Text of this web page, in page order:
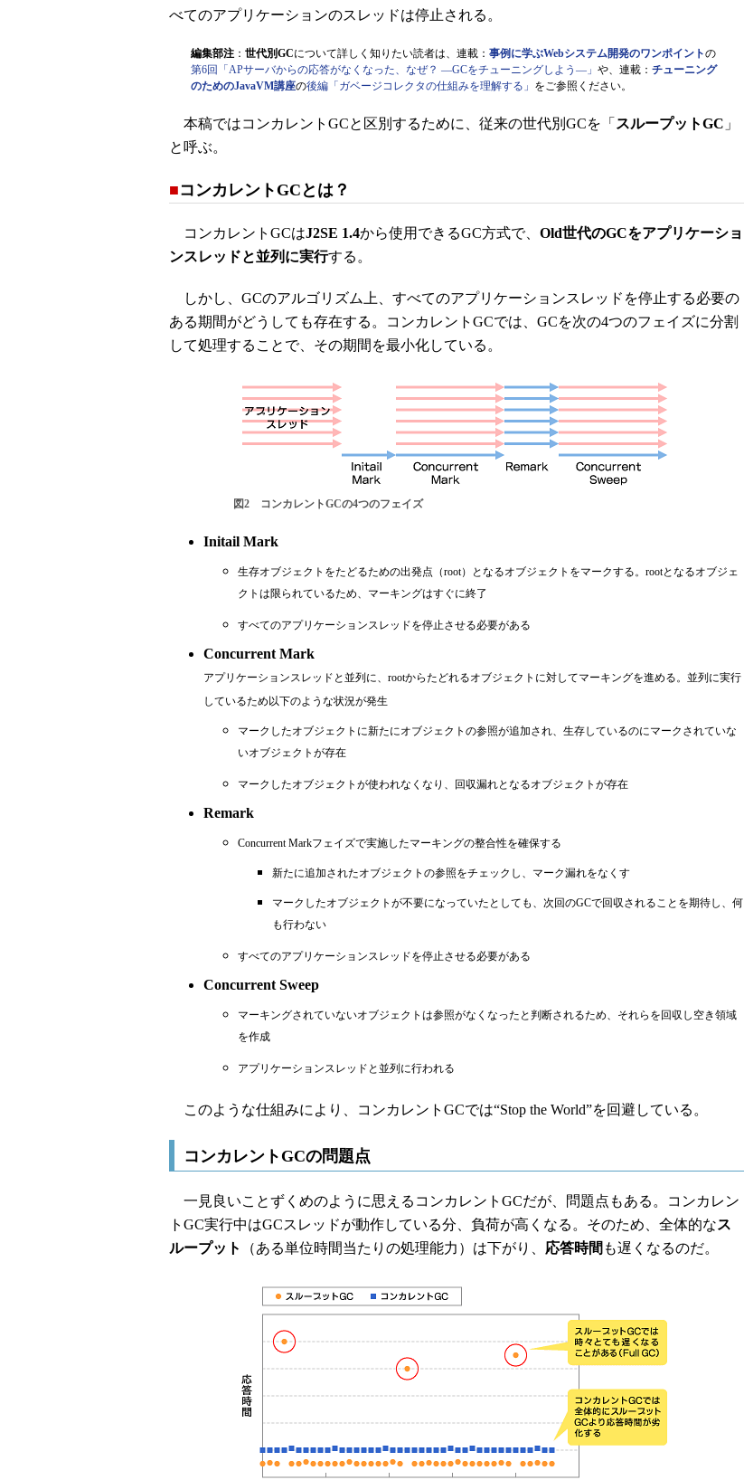
べてのアプリケーションのスレッドは停止される。
編集部注： 世代別GCについて詳しく知りたい読者は、連載： 事例に学ぶWebシステム開発のワンポイントの
第6回「APサーバからの応答がなくなった、なぜ？ ―GCをチューニングしよう―」 や、連載： チューニング
のためのJavaVM講座の後編「ガベージコレクタの仕組みを理解する」 をご参照ください。
本稿ではコンカレントGCと区別するために、従来の世代別GCを「 スループットGC 」
と呼ぶ。
■コンカレントGCとは？
コンカレントGCはJ2SE 1.4から使用できるGC方式で、 Old世代のGCをアプリケーショ
ンスレッドと並列に実行する。
しかし、GCのアルゴリズム上、すべてのアプリケーションスレッドを停止する必要の
ある期間がどうしても存在する。コンカレントGCでは、GCを次の4つのフェイズに分割
して処理することで、その期間を最小化している。
図2 コンカレントGCの4つのフェイズ
Initail Mark
生存オブジェクトをたどるための出発点（root）となるオブジェクトをマークする。rootとなるオブジェ
クトは限られているため、マーキングはすぐに終了
すべてのアプリケーションスレッドを停止させる必要がある
Concurrent Mark
アプリケーションスレッドと並列に、rootからたどれるオブジェクトに対してマーキングを進める。並列に実行
しているため以下のような状況が発生
マークしたオブジェクトに新たにオブジェクトの参照が追加され、生存しているのにマークされていな
いオブジェクトが存在
マークしたオブジェクトが使われなくなり、回収漏れとなるオブジェクトが存在
Remark
Concurrent Markフェイズで実施したマーキングの整合性を確保する
新たに追加されたオブジェクトの参照をチェックし、マーク漏れをなくす
マークしたオブジェクトが不要になっていたとしても、次回のGCで回収されることを期待し、何
も行わない
すべてのアプリケーションスレッドを停止させる必要がある
Concurrent Sweep
マーキングされていないオブジェクトは参照がなくなったと判断されるため、それらを回収し空き領域
を作成
アプリケーションスレッドと並列に行われる
このような仕組みにより、コンカレントGCでは“Stop the World”を回避している。
コンカレントGCの問題点
一見良いことずくめのように思えるコンカレントGCだが、問題点もある。コンカレン
トGC実行中はGCスレッドが動作している分、負荷が高くなる。そのため、全体的なス
ループット
（ある単位時間当たりの処理能力）は下がり、 応答時間 も遅くなるのだ。